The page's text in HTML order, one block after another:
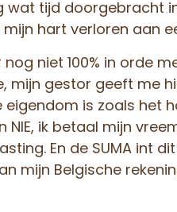
wat tijd doorgebracht
hart verloren aan
niet 100% in orde
mijn gestor geeft me
is zoals het
NIE, ik betaal mijn
En de SUMA int
mijn Belgische